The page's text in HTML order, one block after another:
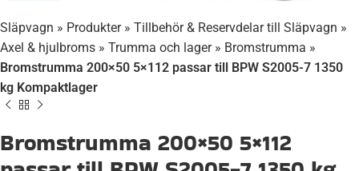
Släpvagn » Produkter» Tillbehör & Reservdelar till Släpvagn »
Axel & hjulbroms » Trumma och lager» Bromstrumma »
Bromstrumma 200×50 5×112 passar till BPW S2005-7 1350
kg Kompaktlager
Bromstrumma 200×50 5×112